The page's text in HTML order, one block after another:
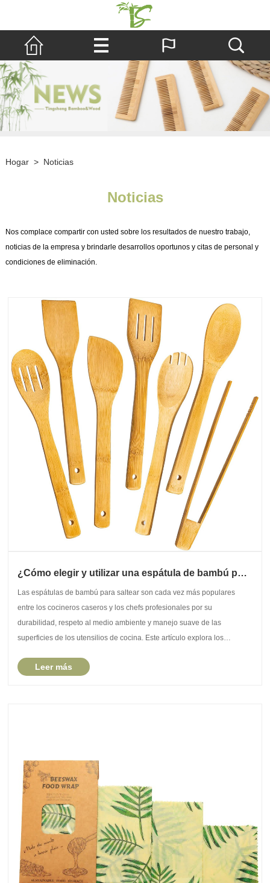
Hogar > Noticias
Noticias
Nos complace compartir con usted sobre los resultados de nuestro trabajo,
noticias de la empresa y brindarle desarrollos oportunos y citas de personal y
condiciones de eliminación.
¿Cómo elegir y utilizar una espátula de bambú para
Las espátulas de bambú para saltear son cada vez más populares
entre los cocineros caseros y los chefs profesionales por su
durabilidad, respeto al medio ambiente y manejo suave de las
superficies de los utensilios de cocina. Este artículo explora los
Leer más